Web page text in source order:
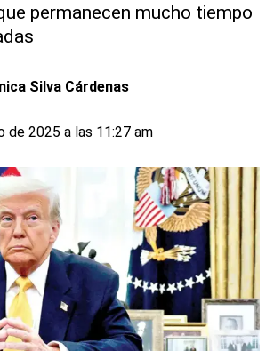
permanecen mucho tiempo
Silva Cárdenas
de 2025 a las 11:27 am